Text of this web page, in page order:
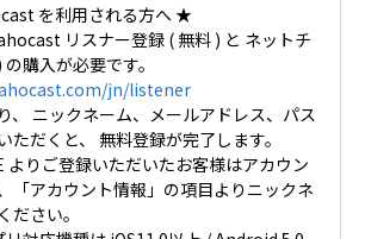
を利用される方へ ★
リスナー登録 ( 無料 ) と ネットチ
購入が必要です。
jn/listener
、 ニックネーム、メールアドレス、パス
ただくと、 無料登録が完了します。
りご登録いただいたお客様はアカウン
「アカウント情報」の項目よりニックネ
ださい。